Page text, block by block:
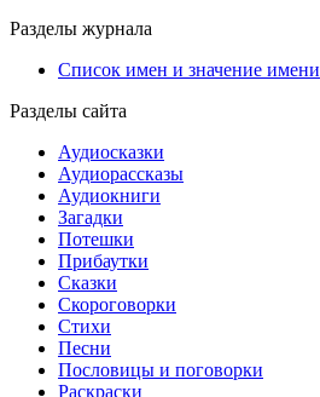
Разделы журнала
Список имен и значение имени
Разделы сайта
Аудиосказки
Аудиорассказы
Аудиокниги
Загадки
Потешки
Прибаутки
Сказки
Скороговорки
Стихи
Песни
Пословицы и поговорки
Раскраски